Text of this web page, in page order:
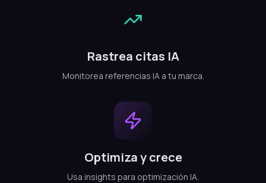
Rastrea citas IA
Monitorea referencias IA a tu marca.
Optimiza y crece
Usa insights para optimización IA.